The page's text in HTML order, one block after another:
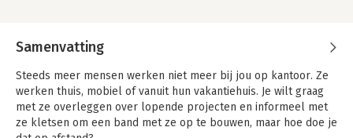
Samenvatting
Steeds meer mensen werken niet meer bij jou op kantoor. Ze
werken thuis, mobiel of vanuit hun vakantiehuis. Je wilt graag
met ze overleggen over lopende projecten en informeel met
ze kletsen om een band met ze op te bouwen, maar hoe doe je